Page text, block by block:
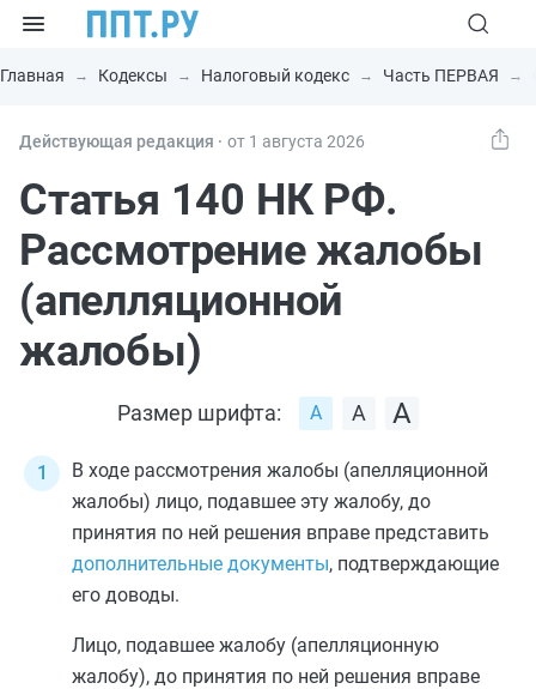
Главная Кодексы Налоговый кодекс Часть ПЕРВАЯ
Действующая редакция ⸱ от 1 августа 2026
Статья 140 НК РФ.
Рассмотрение жалобы
(апелляционной
жалобы)
Размер шрифта:
В ходе рассмотрения жалобы (апелляционной
жалобы) лицо, подавшее эту жалобу, до
принятия по ней решения вправе представить
дополнительные документы, подтверждающие
его доводы.
Лицо, подавшее жалобу (апелляционную
жалобу), до принятия по ней решения вправе